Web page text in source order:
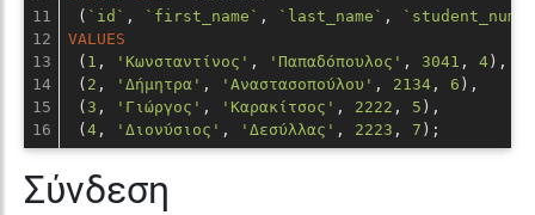
11
12
13
14
15
( `id` , `first_name` , `last_name` ,
VALUES
( 1 , 'Κωνσταντίνος' , 'Παπαδόπουλος' , 3041 , 4),
( 2 , 'Δήμητρα' , 'Αναστασοπούλου' , 2134, 6 ),
( 3 , 'Γιώργος' , 'Καρακίτσος' , 2222 , 5 ),
(4, 'Διονύσιος' , 'Δεσύλλας' , 2223 , 7 );
Σύνδεση